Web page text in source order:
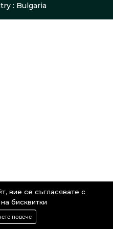
: Bulgaria
вие се съгласявате с
бисквитки
повече